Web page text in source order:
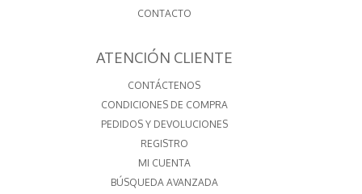
CONTACTO
ATENCIÓN CLIENTE
CONTÁCTENOS
CONDICIONES DE COMPRA
PEDIDOS Y DEVOLUCIONES
REGISTRO
MI CUENTA
BÚSQUEDA AVANZADA